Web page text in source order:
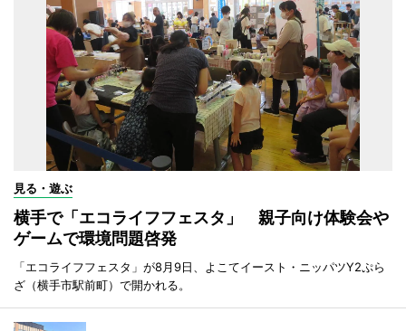
見る・遊ぶ
横手で「エコライフフェスタ」 親子向け体験会や
ゲームで環境問題啓発
「エコライフフェスタ」が8月9日、よこてイースト・ニッパツY2ぷら
ざ（横手市駅前町）で開かれる。